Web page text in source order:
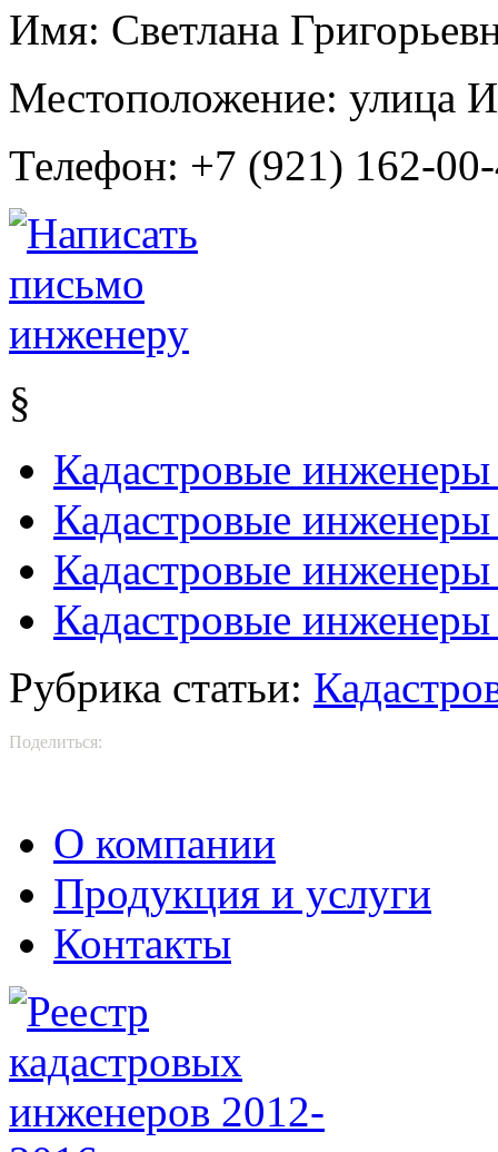
Имя: Светлана
Местоположение: улица
Телефон: +7 (921) 162-
§
Кадастровые
Кадастровые
Кадастровые инженеры
Кадастровые
Рубрика статьи:
Поделиться:
О компании
Продукция и услуги
Контакты